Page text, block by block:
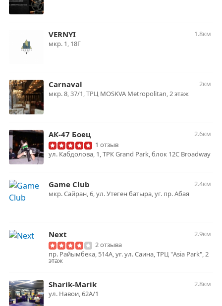
VERNYI
1.8км
мкр. ​1, 18Г
Carnaval
2км
мкр. 8, 37/1, ТРЦ MOSKVA Metropolitan, 2 этаж
АК-47 Боец
2.6км
1 отзыв
ул. Кабдолова, 1, ТРК Grand Park, блок 12С Broadway
Game Club
2.4км
мкр. Сайран, 6, ул. Утеген батыра, уг. пр. Абая
Next
2.9км
2 отзыва
пр. Райымбека, 514А, уг. ул. Саина, ТРЦ "Asia Park", 2
этаж
Sharik-Marik
2.8км
ул. Навои, 62А/1